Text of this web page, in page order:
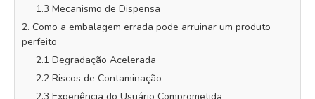
1.3 Mecanismo de Dispensa
2. Como a embalagem errada pode arruinar um produto
perfeito
2.1 Degradação Acelerada
2.2 Riscos de Contaminação